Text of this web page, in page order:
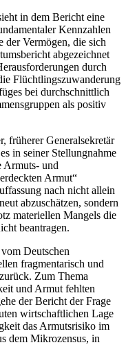
in dem Bericht eine
Kennzahlen
der Vermögen, die sich
abgezeichnet
durch
Flüchtlingszuwanderung
bei durchschnittlich
als positiv
früherer Generalsekretär
in seiner Stellungnahme
Armuts- und
Armut“
nach nicht allein
abzuschätzen, sondern
materiellen Mangels die
beantragen.
Deutschen
fragmentarisch und
Zum Thema
und Armut fehlten
der Bericht der Frage
wirtschaftlichen Lage
das Armutsrisiko im
dem Mikrozensus, in